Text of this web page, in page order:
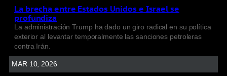
La brecha entre Estados Unidos e Israel se
profundiza
La administración Trump ha dado un giro radical en su política
exterior al levantar temporalmente las sanciones petroleras
contra Irán.
MAR 10, 2026